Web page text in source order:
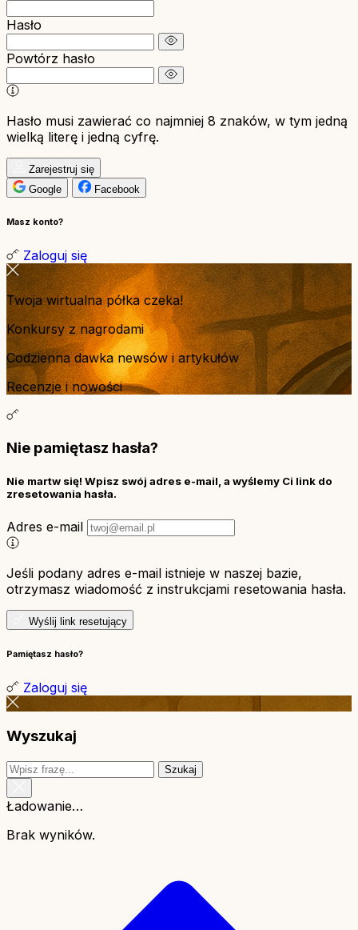
Hasło
Powtórz hasło
Hasło musi zawierać co najmniej 8 znaków, w tym jedną
wielką literę i jedną cyfrę.
Zarejestruj się
Google
Facebook
Masz konto?
Zaloguj się
Twoja wirtualna półka czeka!
Konkursy z nagrodami
Codzienna dawka newsów i artykułów
Recenzje i nowości
Nie pamiętasz hasła?
Nie martw się! Wpisz swój adres e-mail, a wyślemy Ci link do
zresetowania hasła.
Adres e-mail
Jeśli podany adres e-mail istnieje w naszej bazie,
otrzymasz wiadomość z instrukcjami resetowania hasła.
Wyślij link resetujący
Pamiętasz hasło?
Zaloguj się
Wyszukaj
Szukaj
Ładowanie…
Brak wyników.